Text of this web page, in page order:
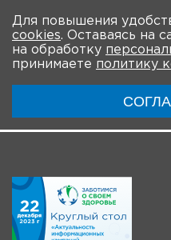
Для повышения
cookies. Оставаясь на
на обработку
принимаете политику
О мероприятии